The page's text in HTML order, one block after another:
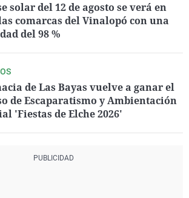
solar del 12 de agosto se verá en
comarcas del Vinalopó con una
del 98 %
de Las Bayas vuelve a ganar el
de Escaparatismo y Ambientación
'Fiestas de Elche 2026'